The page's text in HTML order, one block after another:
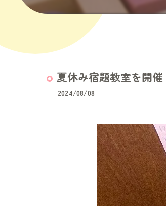
夏休み宿題教室を開催
2024/08/08